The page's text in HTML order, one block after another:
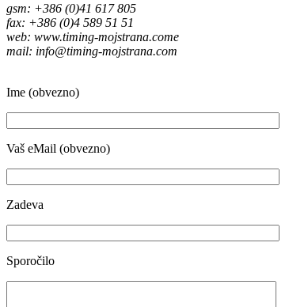
gsm: +386 (0)41 617 805
fax: +386 (0)4 589 51 51
web: www.timing-mojstrana.come
mail: info@timing-mojstrana.com
Ime (obvezno)
Vaš eMail (obvezno)
Zadeva
Sporočilo